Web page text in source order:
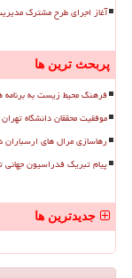
آغاز اجرای طرح مشترک
پربحث ترین ها
فرهنگ محیط زیست به برنامه
موفقیت محققان دانشگاه
رهاسازی مرال های
پیام تبریک فدراسیون جهانی
جدیدترین ها